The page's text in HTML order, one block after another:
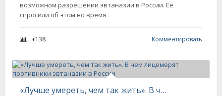
возможном разрешении эвтаназии в России. Ее
спросили об этом во время
+138 Комментировать
«Лучше умереть, чем так жить». В чем лицемерят противники эвтаназии в России